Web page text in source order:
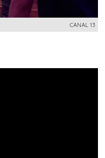
CANAL 13